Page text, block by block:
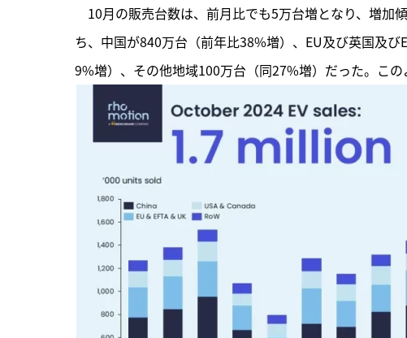
10月の販売台数は、 前月比でも5万台増となり、増加
ち、中国が840万台（前年比38%増）、EU及び英国及